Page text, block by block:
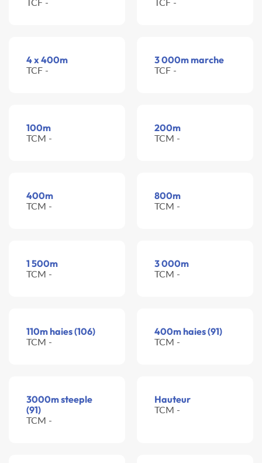
4 x 400m
TCF -
3 000m marche
TCF -
100m
TCM -
200m
TCM -
400m
TCM -
800m
TCM -
1 500m
TCM -
3 000m
TCM -
110m haies (106)
TCM -
400m haies (91)
TCM -
3000m steeple
(91)
TCM -
Hauteur
TCM -